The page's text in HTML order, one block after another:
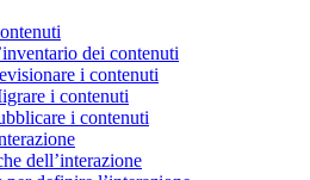
dei contenuti
i contenuti
i contenuti
i contenuti
dell’interazione